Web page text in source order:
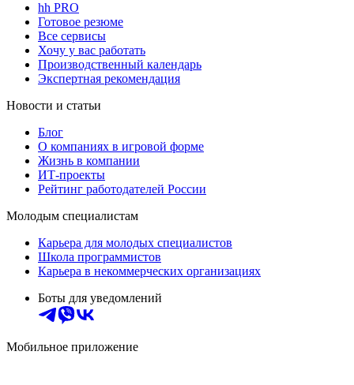
hh PRO
Готовое резюме
Все сервисы
Хочу у вас работать
Производственный календарь
Экспертная рекомендация
Новости и статьи
Блог
О компаниях в игровой форме
Жизнь в компании
ИТ-проекты
Рейтинг работодателей России
Молодым специалистам
Карьера для молодых специалистов
Школа программистов
Карьера в некоммерческих организациях
Боты для уведомлений
Мобильное приложение